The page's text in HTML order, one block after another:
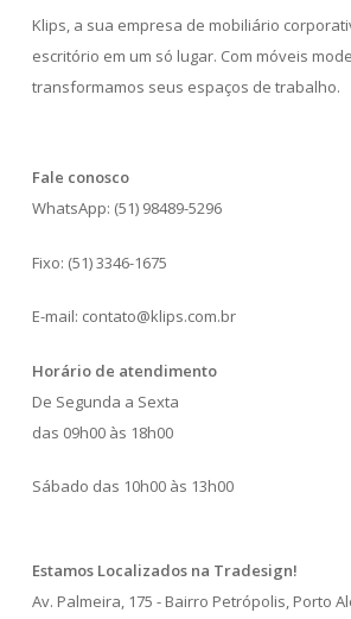
Klips, a sua empresa de mobiliário
escritório em um só lugar. Com móveis
transformamos seus espaços de trabalho.
Fale conosco
WhatsApp: (51) 98489-5296
Fixo: (51) 3346-1675
E-mail: contato@klips.com.br
Horário de atendimento
De Segunda a Sexta
das 09h00 às 18h00
Sábado das 10h00 às 13h00
Estamos Localizados na Tradesign!
Av. Palmeira, 175 - Bairro Petrópolis, Porto